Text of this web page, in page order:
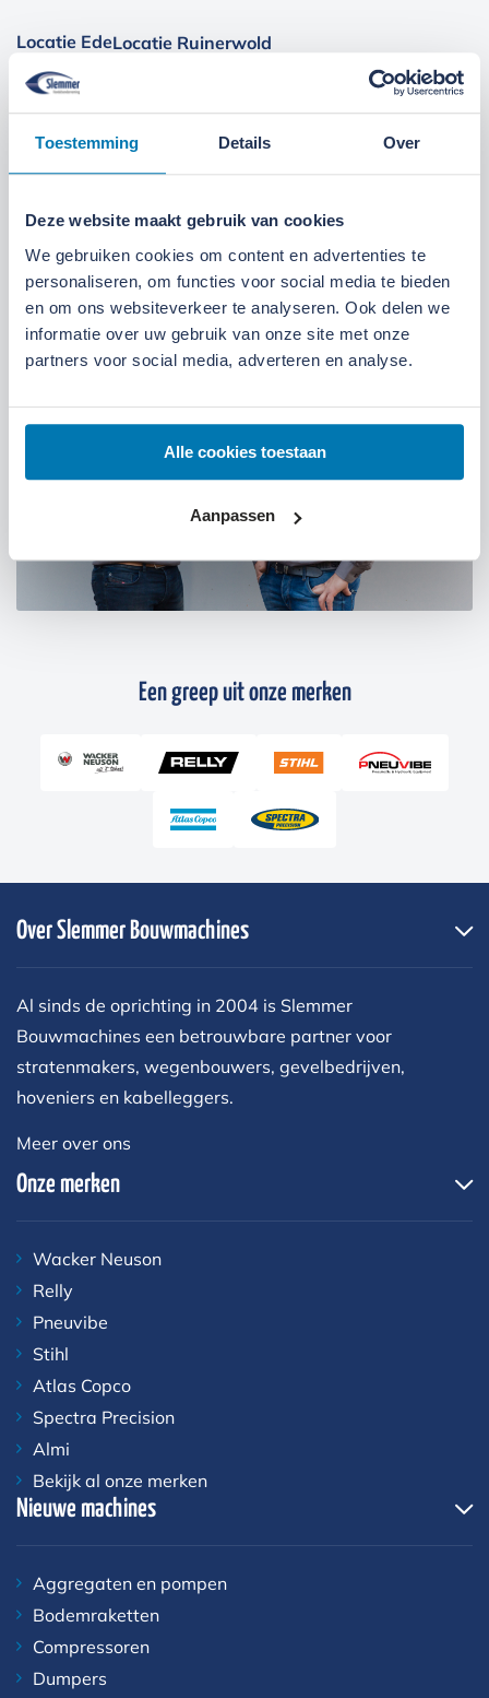
Toestemming Details Over
Deze website maakt gebruik van cookies
We gebruiken cookies om content en advertenties te
personaliseren, om functies voor social media te bieden
en om ons websiteverkeer te analyseren. Ook delen we
informatie over uw gebruik van onze site met onze
partners voor social media, adverteren en analyse.
Alle cookies toestaan
Aanpassen
Locatie EdeLocatie Ruinerwold
We zijn gevestigd aan deBroeksteeg 1 in Ede.
Maandag t/m zaterdag open. Bereikbaar via0318-
265555.Bekijk deze locatie.
07:00 tot 17:30 uur Maandag t/m vrijdag
07:30 tot 12:00 uur Zaterdag
Een greep uit onze merken
Over Slemmer Bouwmachines
Al sinds de oprichting in 2004 is Slemmer
Bouwmachines een betrouwbare partner voor
stratenmakers, wegenbouwers, gevelbedrijven,
hoveniers en kabelleggers.
Meer over ons
Onze merken
Wacker Neuson
Relly
Pneuvibe
Stihl
Atlas Copco
Spectra Precision
Almi
Bekijk al onze merken
Nieuwe machines
Aggregaten en pompen
Bodemraketten
Compressoren
Dumpers